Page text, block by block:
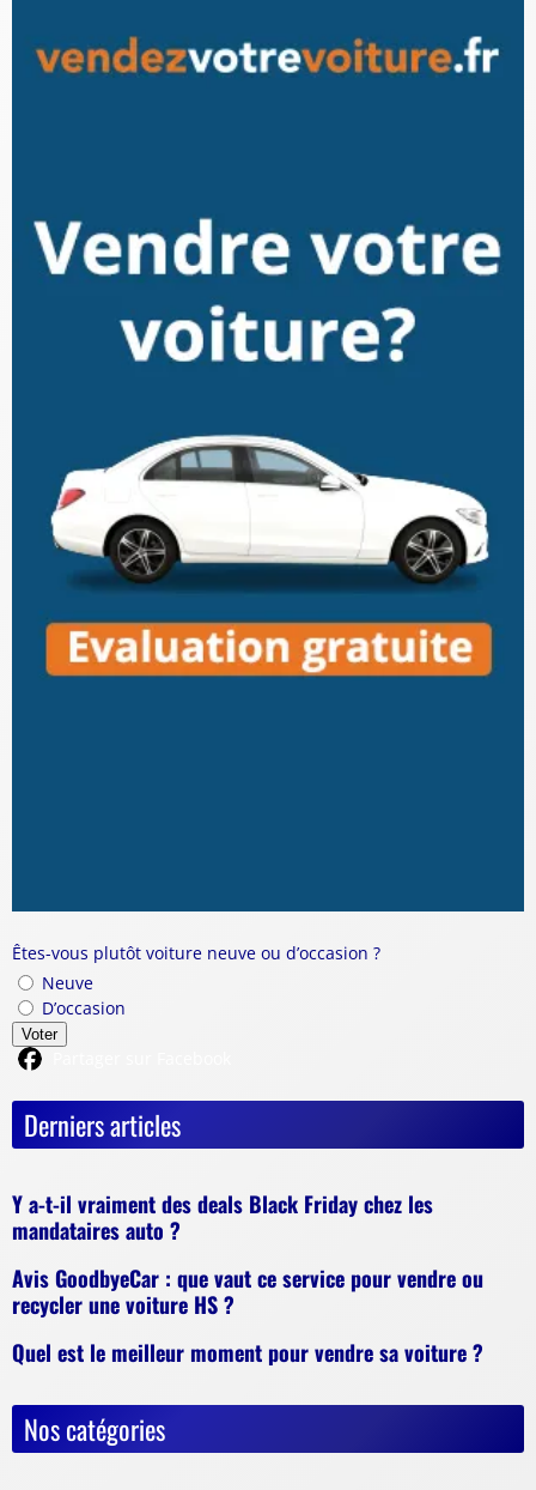
Êtes-vous plutôt voiture neuve ou d’occasion ?
Neuve
D’occasion
Voter
Derniers articles
Y a-t-il vraiment des deals Black Friday chez les
mandataires auto ?
Avis GoodbyeCar : que vaut ce service pour vendre ou
recycler une voiture HS ?
Quel est le meilleur moment pour vendre sa voiture ?
Nos catégories